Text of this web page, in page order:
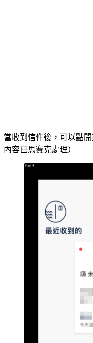
當收到信件後，可以點
內容已馬賽克處理）